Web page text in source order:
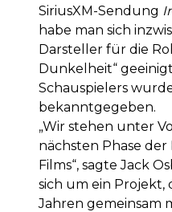
SiriusXM-Sendung
habe man sich
Darsteller für die
Dunkelheit“
Schauspielers
bekanntgegeben.
„Wir stehen unter
nächsten Phase
Films“, sagte Jack
sich um ein Projekt,
Jahren gemeinsam